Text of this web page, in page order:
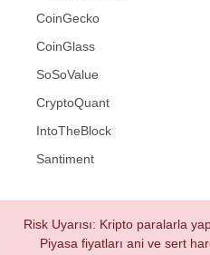
CoinGecko
CoinGlass
SoSoValue
CryptoQuant
IntoTheBlock
Santiment
Risk Uyarısı: Kripto paralarla
Piyasa fiyatları ani ve sert